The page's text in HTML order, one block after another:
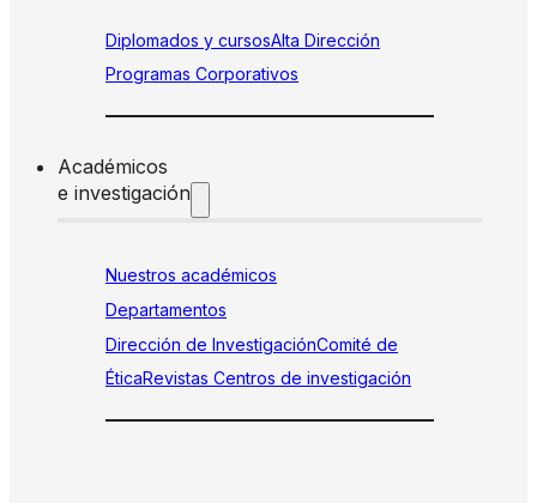
Diplomados y cursosAlta Dirección
Programas Corporativos
Académicos
e investigación
Nuestros académicos
Departamentos
Dirección de InvestigaciónComité de
ÉticaRevistas Centros de investigación